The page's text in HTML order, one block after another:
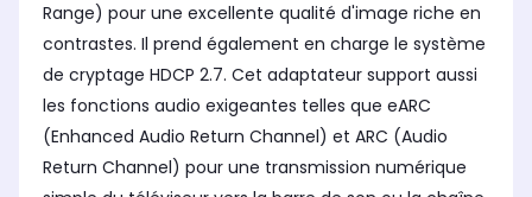
Range) pour une excellente qualité d'image riche en
contrastes. Il prend également en charge le système
de cryptage HDCP 2.7. Cet adaptateur support aussi
les fonctions audio exigeantes telles que eARC
(Enhanced Audio Return Channel) et ARC (Audio
Return Channel) pour une transmission numérique